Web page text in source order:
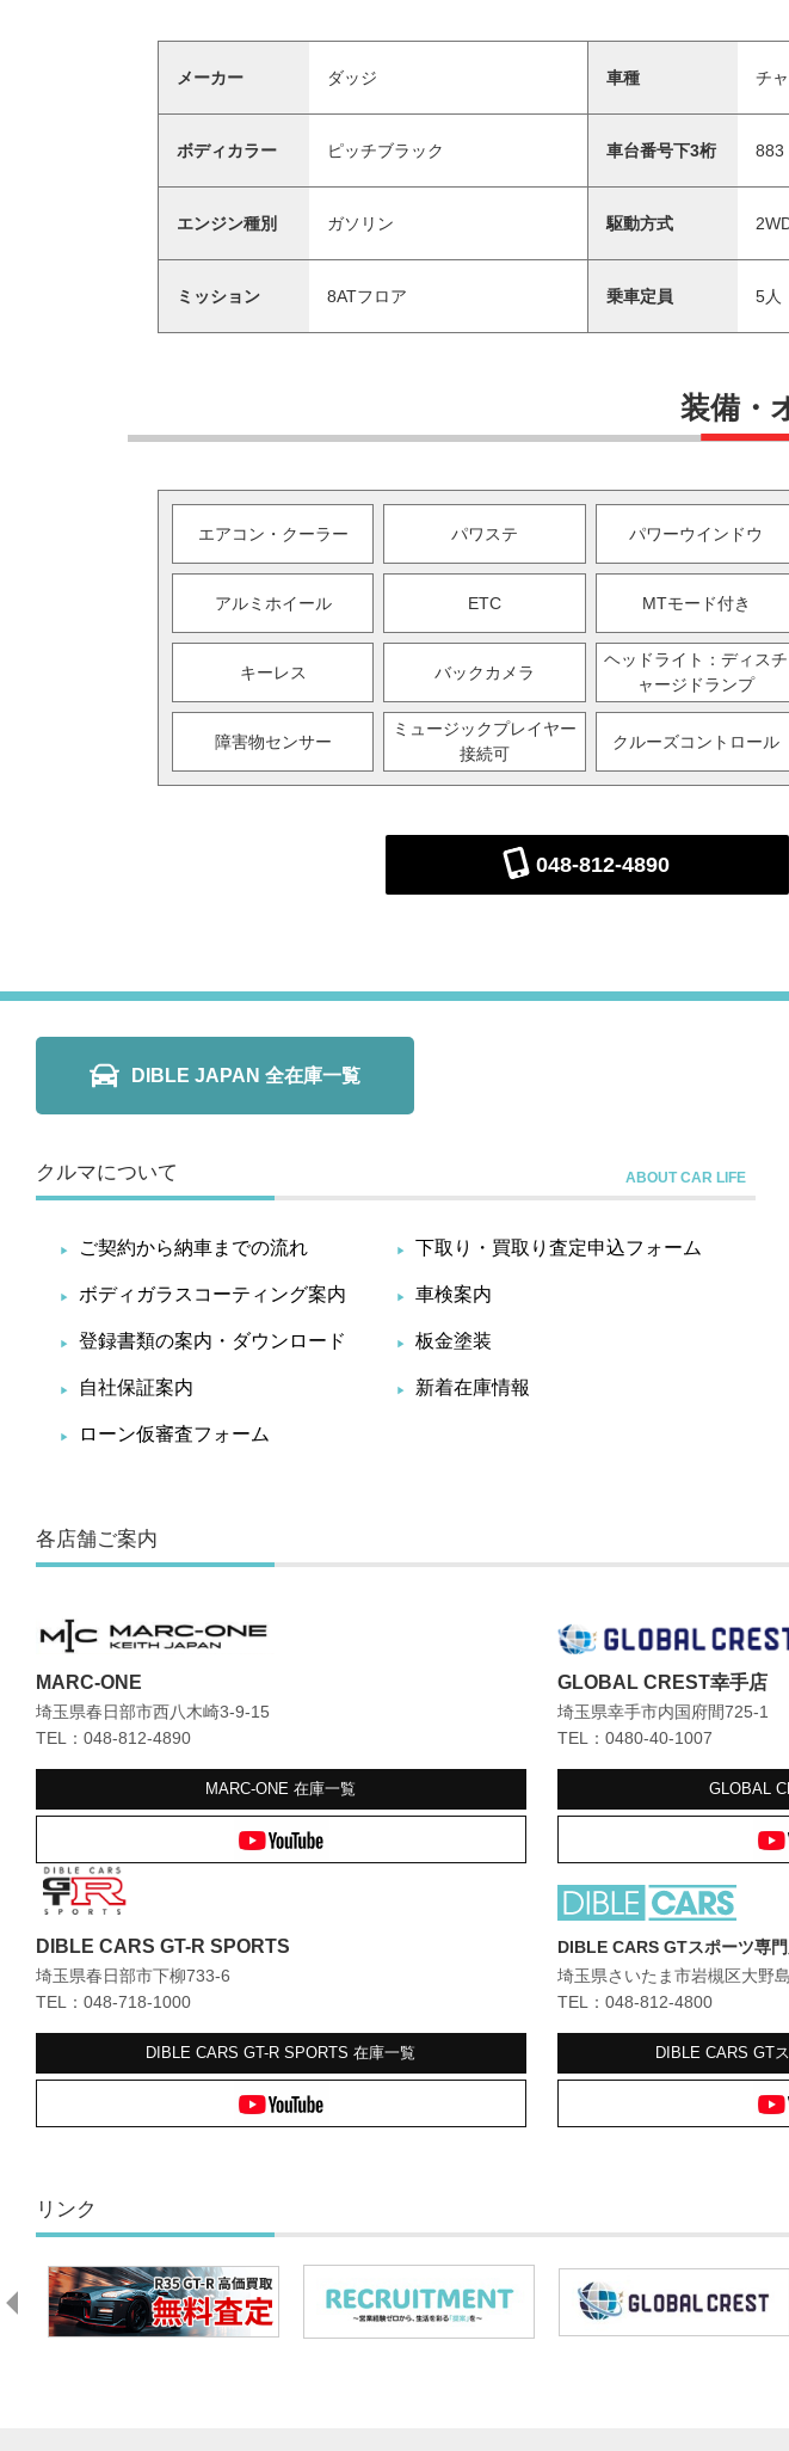
メーカー ダッジ 車種 チ
ボディカラー ピッチブラック 車台番号下3桁 883
エンジン種別 ガソリン 駆動方式
ミッション 8ATフロア 乗車定員 5人
装備・
エアコン・クーラー パワステ パワーウインドウ
アルミホイール ETC MTモード付き
キーレス バックカメラ
ヘッドライト：ディスチ
ャージドランプ
障害物センサー
ミュージックプレイヤー
接続可
クルーズコントロール
048-812-4890
DIBLE JAPAN 全在庫一覧
クルマについて
ご契約から納車までの流れ 下取り・買取り査定申込フォーム
ボディガラスコーティング案内 車検案内
登録書類の案内・ダウンロード 板金塗装
自社保証案内 新着在庫情報
ローン仮審査フォーム
各店舗ご案内
MARC-ONE
埼玉県春日部市西八木崎3-9-15
TEL：048-812-4890
MARC-ONE在庫一覧
GLOBAL CREST幸手店
埼玉県幸手市内国府間725-1
TEL：0480-40-1007
GLOBAL
DIBLE CARS GT-R SPORTS
埼玉県春日部市下柳733-6
TEL：048-718-1000
DIBLE CARS GT-R SPORTS在庫一覧
DIBLE CARS GTスポーツ専
埼玉県さいたま市岩槻区大野
TEL：048-812-4800
DIBLE CARS GT
リンク